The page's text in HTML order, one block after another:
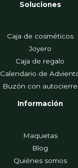
Soluciones
Caja de cosméticos
Joyero
Caja de regalo
Calendario de
Buzón con autocierre
Información
Maquetas
Blog
Quiénes somos